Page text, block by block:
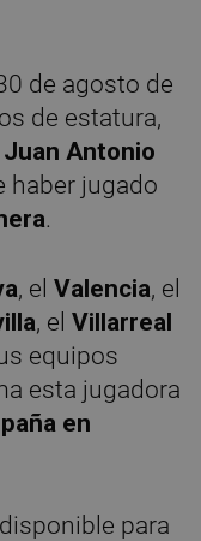
de agosto de
de estatura,
Juan Antonio
haber jugado
.
, elValencia, el
, elVillarreal
equipos
esta jugadora
en
para